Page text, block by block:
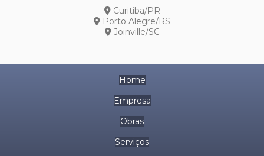
Curitiba/PR
Porto Alegre/RS
Joinville/SC
Home
Empresa
Obras
Serviços